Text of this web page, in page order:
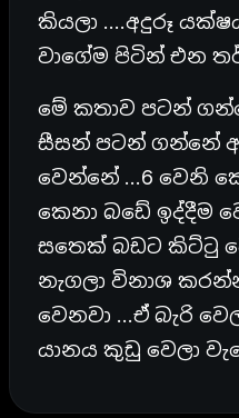
කියලා ….අදුරූ
වාගේම පිටින් එන
මේ කතාව පටන්
සීසන් පටන් ගන්නේ
වෙන්නේ …6 වෙනි
කෙනා බඩේ ඉද්දීම
සතෙක් බඩට කිට්ටු
නැගලා විනාශ
වෙනවා …ඒ බැරි
යානය කුඩු වෙලා